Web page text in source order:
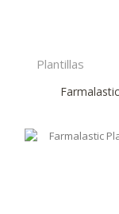
Plantillas